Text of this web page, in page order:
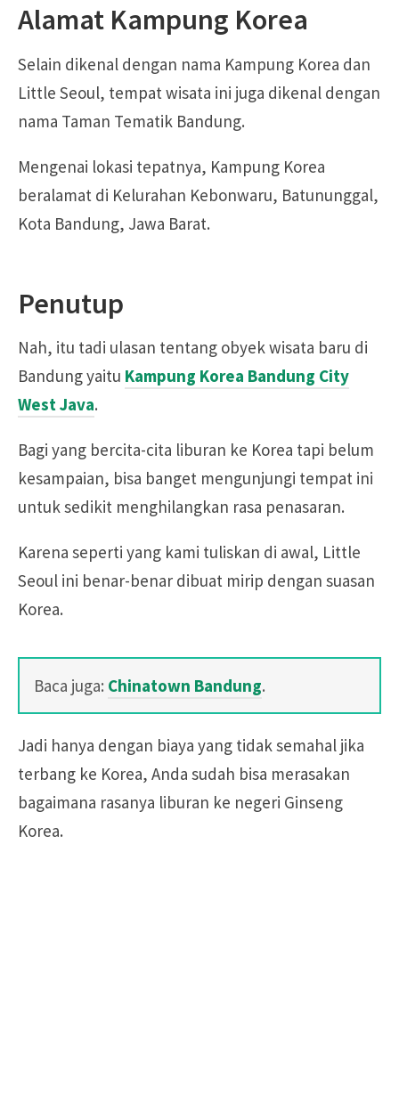
Alamat Kampung Korea
Selain dikenal dengan nama Kampung Korea dan
Little Seoul, tempat wisata ini juga dikenal dengan
nama Taman Tematik Bandung.
Mengenai lokasi tepatnya, Kampung Korea
beralamat di Kelurahan Kebonwaru, Batununggal,
Kota Bandung, Jawa Barat.
Penutup
Nah, itu tadi ulasan tentang obyek wisata baru di
Bandung yaitu Kampung Korea Bandung City
West Java.
Bagi yang bercita-cita liburan ke Korea tapi belum
kesampaian, bisa banget mengunjungi tempat ini
untuk sedikit menghilangkan rasa penasaran.
Karena seperti yang kami tuliskan di awal, Little
Seoul ini benar-benar dibuat mirip dengan suasan
Korea.
Baca juga: Chinatown Bandung.
Jadi hanya dengan biaya yang tidak semahal jika
terbang ke Korea, Anda sudah bisa merasakan
bagaimana rasanya liburan ke negeri Ginseng
Korea.